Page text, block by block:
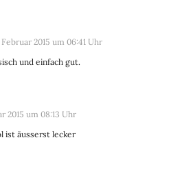
Februar 2015 um 06:41 Uhr
und einfach gut.
2015 um 08:13 Uhr
ist äusserst lecker